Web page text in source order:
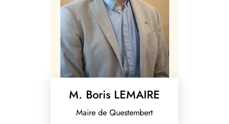
M. Boris LEMAIRE
Maire de Questembert